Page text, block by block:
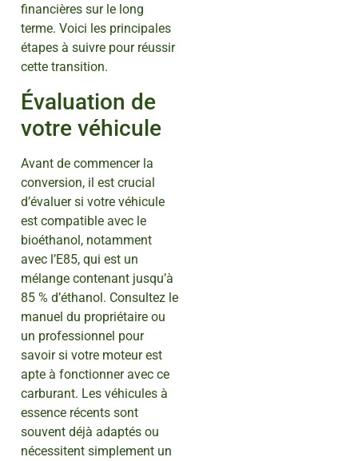
financières sur le long
terme. Voici les principales
étapes à suivre pour réussir
cette transition.
Évaluation de
votre véhicule
Avant de commencer la
conversion, il est crucial
d’évaluer si votre véhicule
est compatible avec le
bioéthanol, notamment
avec l’E85, qui est un
mélange contenant jusqu’à
85 % d’éthanol. Consultez le
manuel du propriétaire ou
un professionnel pour
savoir si votre moteur est
apte à fonctionner avec ce
carburant. Les véhicules à
essence récents sont
souvent déjà adaptés ou
nécessitent simplement un